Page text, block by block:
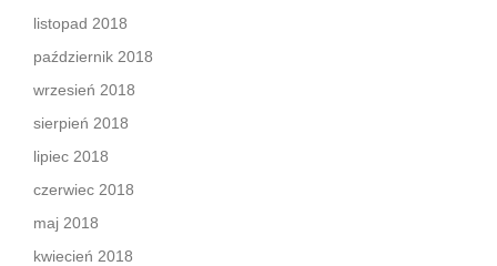
listopad 2018
październik 2018
wrzesień 2018
sierpień 2018
lipiec 2018
czerwiec 2018
maj 2018
kwiecień 2018